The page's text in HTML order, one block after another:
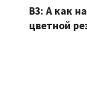
В3: А как
цветной